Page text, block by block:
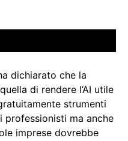
dichiarato che la
di rendere l’AI utile
strumenti
professionisti ma anche
imprese dovrebbe